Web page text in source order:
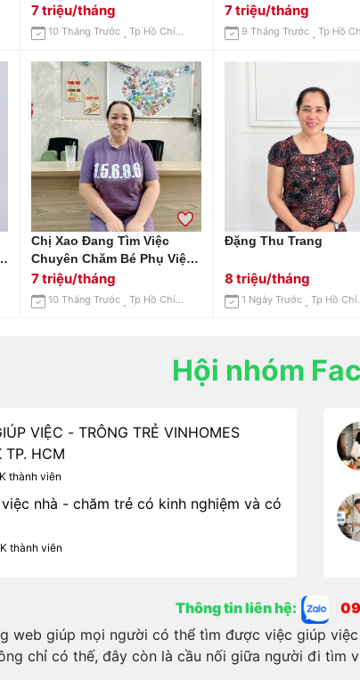
7 triệu/tháng
10 Tháng Trước Tp Hồ Chí Minh
Giúp Việc Nhà - Chăm
7 triệu/tháng
9 Tháng Trước
Chị Xao Đang Tìm Việc
Chuyên Chăm Bé Phụ Việc
Nhà Đi Làm Bao Ăn Ở Lại Ạ
7 triệu/tháng
10 Tháng Trước Tp Hồ Chí Minh
Đặng Thu Trang
8 triệu/tháng
1 Ngày Trước Tp
Hội nhóm
VIỆC - TRÔNG TRẺ VINHOMES
TP. HCM
thành viên
nhà - chăm trẻ có kinh nghiệm và có
thành viên
Thông tin liên hệ:
web giúp mọi người có thể tìm được việc giúp
chỉ có thế, đây còn là cầu nối giữa người đi tìm